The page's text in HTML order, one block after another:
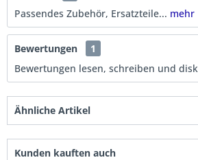
Passendes Zubehör, Ersatzteile... mehr
Bewertungen
1
Bewertungen lesen, schreiben und
Ähnliche Artikel
Kunden kauften auch